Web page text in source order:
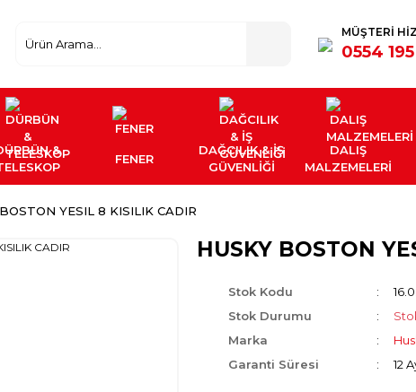
MÜŞTERİ
0554
&
FENER
DAĞCILIK & İŞ
GÜVENLİĞİ
DALIŞ
MALZEMELERİ
YESIL 8 KISILIK CADIR
HUSKY BOSTON
Stok Kodu
Stok Durumu
Marka
Garanti Süresi
12